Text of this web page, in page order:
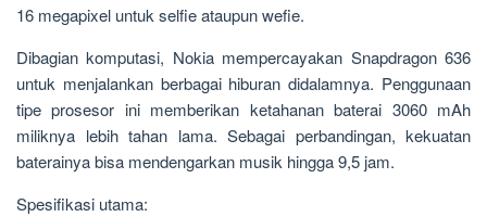
16 megapixel untuk selfie ataupun wefie.
Dibagian komputasi, Nokia mempercayakan Snapdragon 636
untuk menjalankan berbagai hiburan didalamnya. Penggunaan
tipe prosesor ini memberikan ketahanan baterai 3060 mAh
miliknya lebih tahan lama. Sebagai perbandingan, kekuatan
baterainya bisa mendengarkan musik hingga 9,5 jam.
Spesifikasi utama: